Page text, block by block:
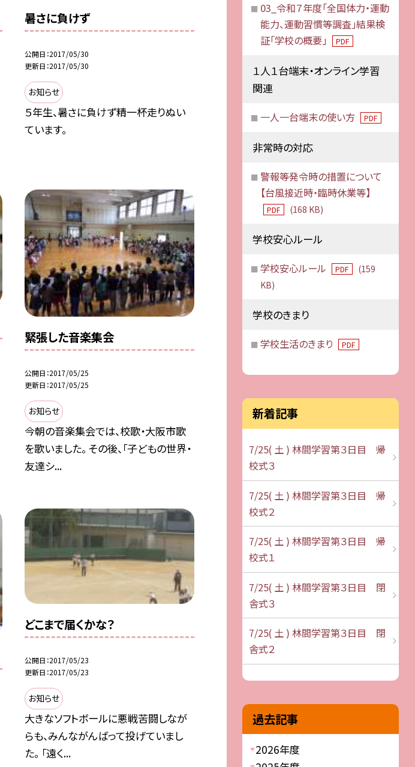
暑さに負けず
公開日 2017/05/30
更新日 2017/05/30
お知らせ
５年生、暑さに負けず精一杯走りぬい
ています。
緊張した音楽集会
公開日 2017/05/25
更新日 2017/05/25
お知らせ
今朝の音楽集会では、校歌・大阪市歌
を歌いました。 その後、「子どもの世界・
友達シ...
どこまで届くかな？
公開日 2017/05/23
更新日 2017/05/23
お知らせ
大きなソフトボールに悪戦苦闘しなが
らも、みんながんばって投げていまし
た。 「遠く...
03_令和７年度「全国体力・運動
能力、運動習慣等調査」結果検
証「学校の概要」
PDF
１人１台端末・オンライン学習
関連
一人一台端末の使い方 PDF
非常時の対応
警報等発令時の措置について
【台風接近時・臨時休業等】
PDF (168 KB)
学校安心ルール
学校安心ルール PDF
(159
KB)
学校のきまり
学校生活のきまり PDF
新着記事
7/25( 土 ) 林間学習第３日目 帰
校式３
7/25( 土 ) 林間学習第３日目 帰
校式２
7/25( 土 ) 林間学習第３日目 帰
校式１
7/25( 土 ) 林間学習第３日目 閉
舎式３
7/25( 土 ) 林間学習第３日目 閉
舎式２
過去記事
2026年度